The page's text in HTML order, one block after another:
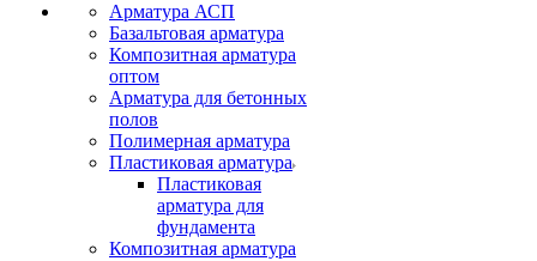
Арматура АСП
Базальтовая арматура
Композитная арматура
оптом
Арматура для бетонных
полов
Полимерная арматура
Пластиковая арматура
Пластиковая
арматура для
фундамента
Композитная арматура